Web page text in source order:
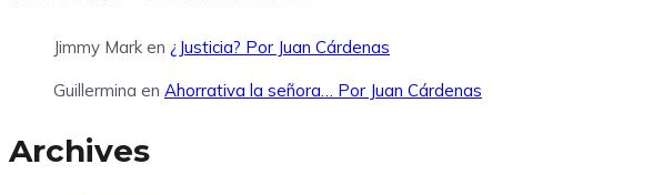
Jimmy Mark en ¿Justicia? Por Juan Cárdenas
Guillermina en Ahorrativa la señora… Por Juan Cárdenas
Archives